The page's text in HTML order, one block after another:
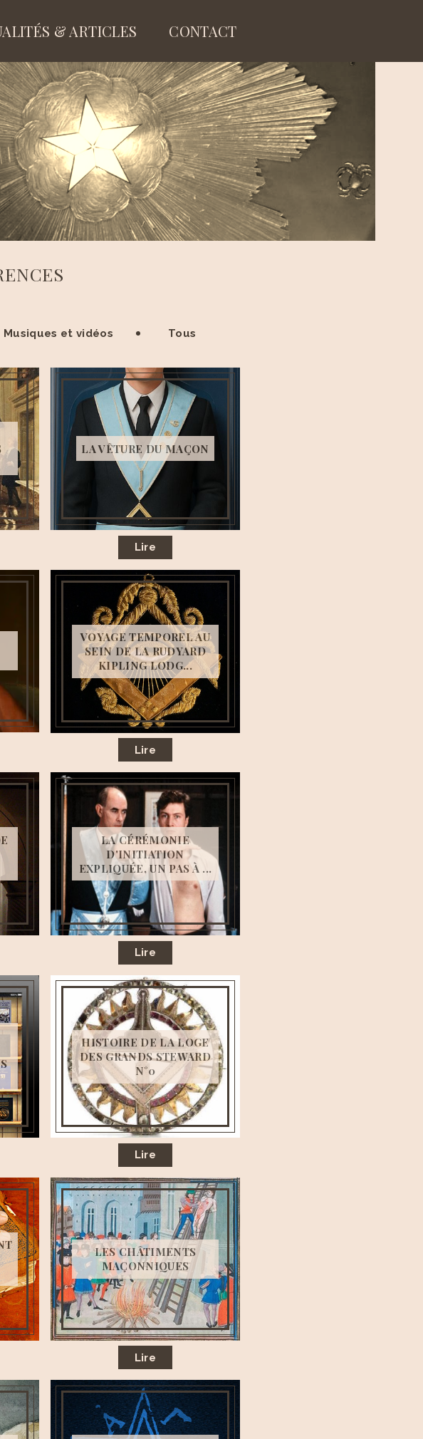
& ARTICLES CONTACT
Musiques et vidéos Tous
LA VÊTURE DU MAÇON
Lire
VOYAGE TEMPOREL AU
SEIN DE LA RUDYARD
KIPLING LODG...
Lire
LA CÉRÉMONIE
D'INITIATION
EXPLIQUÉE, UN PAS À ...
Lire
HISTOIRE DE LA LOGE
DES GRANDS STEWARD
N°0
Lire
LES CHÂTIMENTS
MAÇONNIQUES
Lire